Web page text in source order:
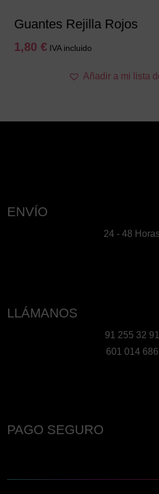
Guantes Rejilla Rojos
1,80 € IVA incluido
Añadir a mi lista
ENVÍO
24 - 48
LLÁMANOS
91 255 32 91
601 014 686
PAGO SEGURO